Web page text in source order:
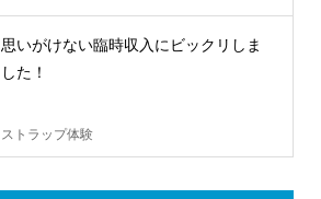
思いがけない臨時収入にビックリしま
した！
ストラップ体験